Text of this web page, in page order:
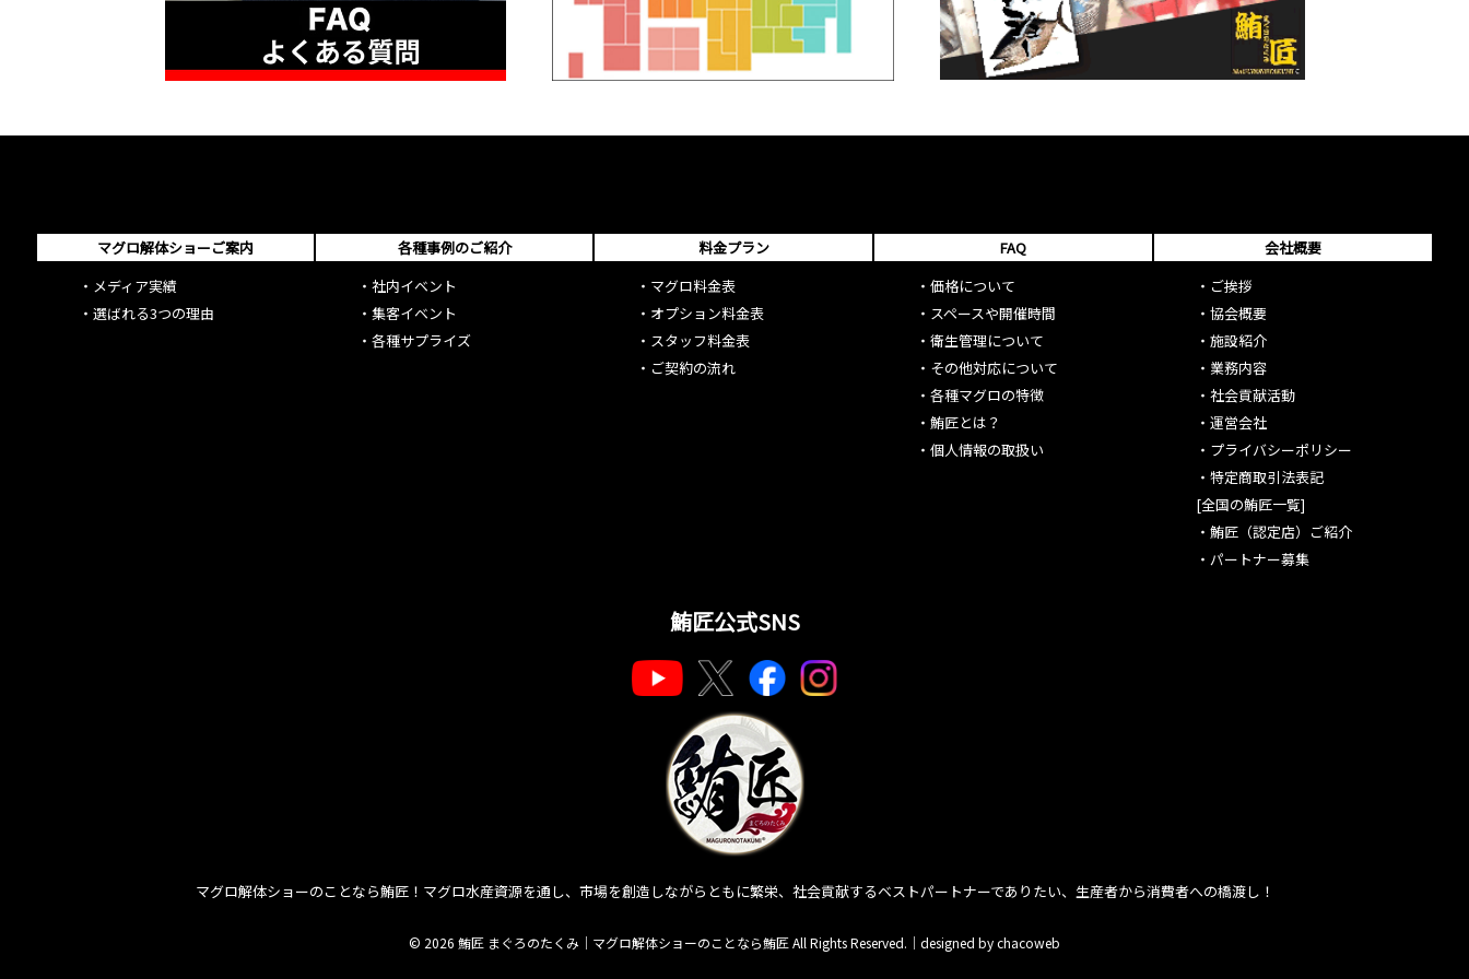
マグロ解体ショーご案内
・ メディア実績
・ 選ばれる3つの理由
各種事例のご紹介
・ 社内イベント
・ 集客イベント
・ 各種サプライズ
料金プラン
・ マグロ料金表
・ オプション料金表
・ スタッフ料金表
・ ご契約の流れ
FAQ
・価格について
・ スペースや開催時間
・衛生管理について
・ その他対応について
・各種マグロの特徴
・鮪匠とは？
・個人情報の取扱い
会社概要
・ ご挨拶
・協会概要
・施設紹介
・ 業務内容
・社会貢献活動
・運営会社
・ プライバシーポリシー
・特定商取引法表記
[全国の鮪匠一覧]
・鮪匠（認定店）ご紹介
・パートナー募集
鮪匠公式SNS
マグロ解体ショーのことなら鮪匠！マグロ水産資源を通し、市場を創造しながらともに繁栄、社会貢献するベストパートナーでありたい、生産者から消費者への橋渡し！
© 2026 鮪匠 まぐろのたくみ｜マグロ解体ショーのことなら鮪匠 All Rights Reserved.｜ designed by chacoweb